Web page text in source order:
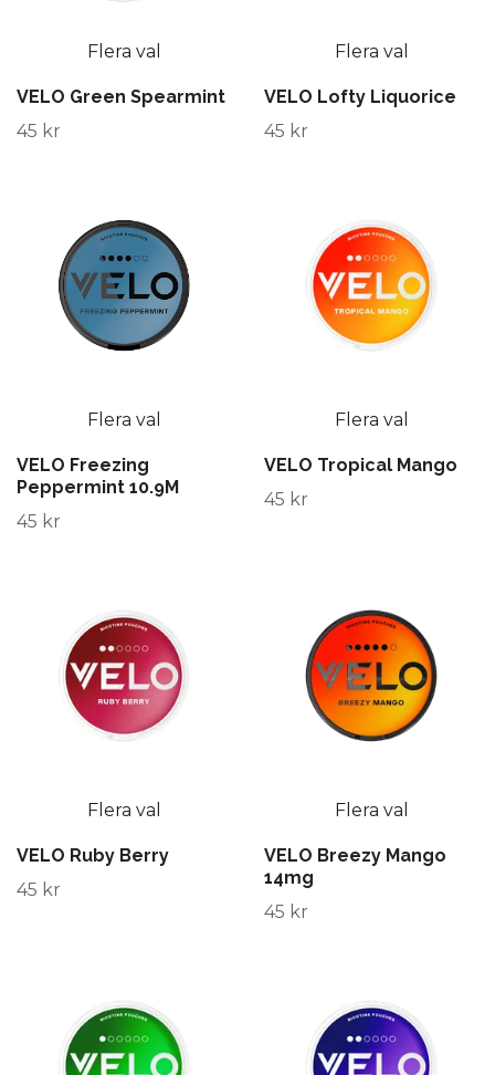
Flera val
VELO Green Spearmint
45 kr
Flera val
VELO Lofty Liquorice
45 kr
Flera val
VELO Freezing
Peppermint 10.9M
45 kr
Flera val
VELO Tropical Mango
45 kr
Flera val
VELO Ruby Berry
45 kr
Flera val
VELO Breezy Mango
14mg
45 kr